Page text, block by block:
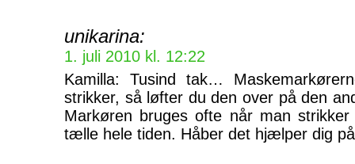
unikarina:
1. juli 2010 kl. 12:22
Kamilla: Tusind tak…
strikker, så løfter du den over på den
Markøren bruges ofte når man
tælle hele tiden. Håber det hjælper dig